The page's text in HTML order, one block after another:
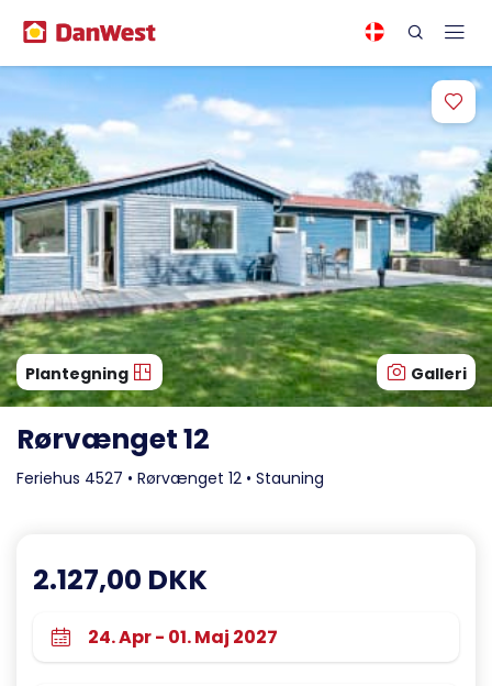
Plantegning Galleri
Rørvænget 12
Feriehus 4527 • Rørvænget 12 • Stauning
2.127,00 DKK